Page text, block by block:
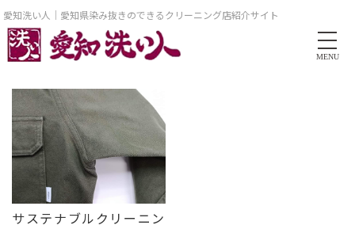
愛知洗い人｜愛知県染み抜きのできるクリーニング店紹介サイト
MENU
サステナブルクリーニン